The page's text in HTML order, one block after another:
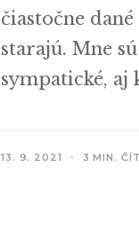
čiastočne
starajú. Mne
sympatické, aj
13. 9. 2021 3 MIN.